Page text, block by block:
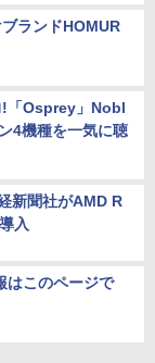
ランドHOMUR
!「Osprey」Nobl
4機種を一気に聴
新聞社がAMD R
入
はこのページで